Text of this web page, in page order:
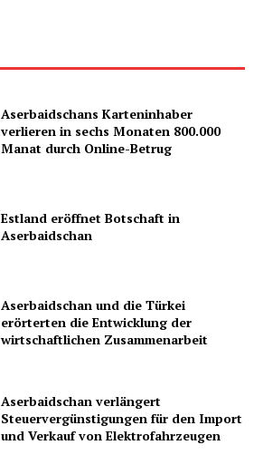
Aserbaidschans Karteninhaber
verlieren in sechs Monaten 800.000
Manat durch Online-Betrug
Estland eröffnet Botschaft in
Aserbaidschan
Aserbaidschan und die Türkei
erörterten die Entwicklung der
wirtschaftlichen Zusammenarbeit
Aserbaidschan verlängert
Steuervergünstigungen für den Import
und Verkauf von Elektrofahrzeugen